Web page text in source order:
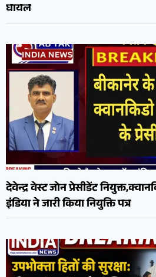
घायल
देवेन्द्र वेस्ट जोन प्रेसीडेंट
इंडिया ने जारी किया नियुक्ति पत्र